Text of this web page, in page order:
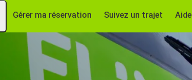
Gérer ma réservation Suivez un trajet Aide